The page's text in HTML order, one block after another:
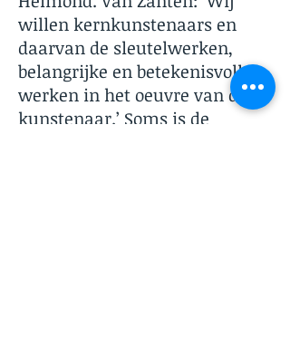
willen kernkunstenaars en
daarvan de sleutelwerken,
belangrijke en betekenisvolle
werken in het oeuvre van de
kunstenaar.’ Soms is de